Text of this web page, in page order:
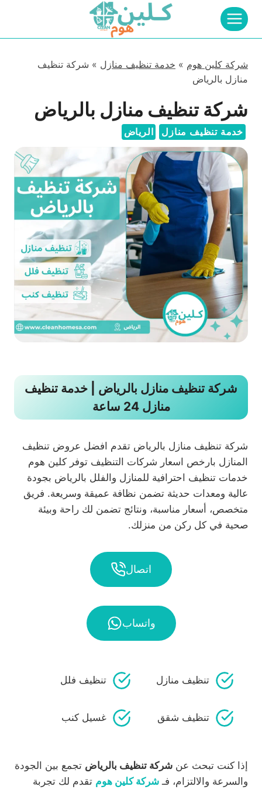
التجاوز
المحتوى
شركة كلين هوم » خدمة تنظيف منازل » شركة تنظيف
منازل بالرياض
شركة تنظيف منازل بالرياض
خدمة تنظيف منازل الرياض
شركة تنظيف منازل بالرياض | خدمة تنظيف
منازل 24 ساعة
شركة تنظيف منازل بالرياض تقدم افضل عروض تنظيف
المنازل بارخص اسعار شركات التنظيف توفر كلين هوم
خدمات تنظيف احترافية للمنازل والفلل بالرياض بجودة
عالية ومعدات حديثة تضمن نظافة عميقة وسريعة. فريق
متخصص، أسعار مناسبة، ونتائج تضمن لك راحة وبيئة
صحية في كل ركن من منزلك.
اتصال
واتساب
تنظيف منازل تنظيف فلل
تنظيف شقق غسيل كنب
إذا كنت تبحث عن شركة تنظيف بالرياض تجمع بين الجودة
والسرعة والالتزام، فـ شركة كلين هوم تقدم لك تجربة